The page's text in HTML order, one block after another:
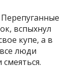
вспыхнул
купе, а в
люди